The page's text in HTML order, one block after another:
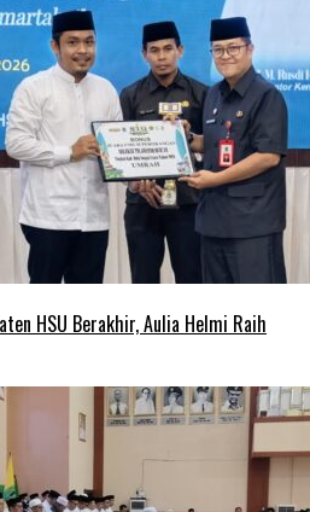
HSU Berakhir, Aulia Helmi Raih